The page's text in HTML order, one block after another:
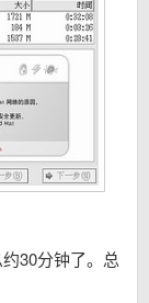
30分钟了。总